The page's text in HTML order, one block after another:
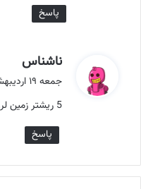
پاسخ
ناشناس
ف
:
جمعه ۱۹ اردیبهشت ۱۳۹۹ در ۰۴:۴۳
5 ریشتر زمین لرزه تهران
پاسخ